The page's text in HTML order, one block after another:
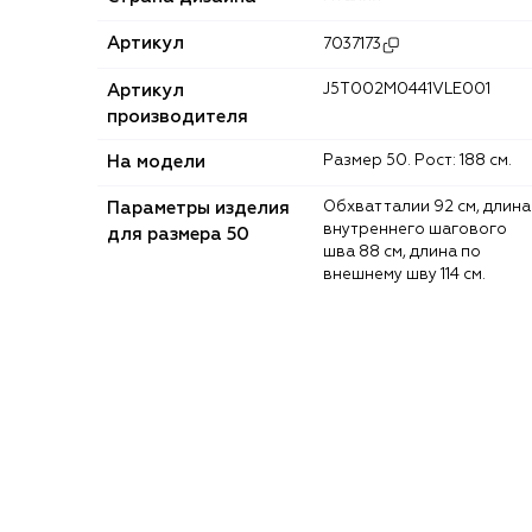
Артикул 7037173
Артикул
производителя
J5T002M0441VLE001
На модели Размер 50. Рост: 188 см.
Параметры изделия
для размера 50
Обхват талии 92 см, длина
внутреннего шагового
шва 88 см, длина по
внешнему шву 114 см.